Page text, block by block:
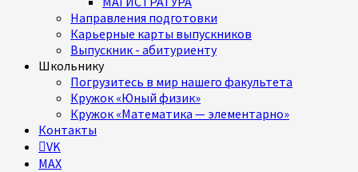
Направления подготовки
Карьерные карты выпускников
Выпускник - абитуриенту
Школьнику
Погрузитесь в мир нашего факультета
Кружок «Юный физик»
Кружок «Математика — элементарно»
Контакты
VK
MAX